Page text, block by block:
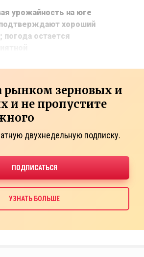
урожайность на юге
хороший
погода остается
рынком зерновых и
и не пропустите
двухнедельную подписку.